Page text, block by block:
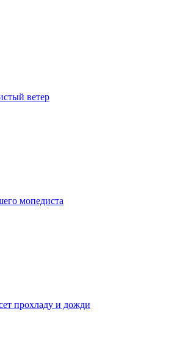
ветер
мопедиста
прохладу и дожди